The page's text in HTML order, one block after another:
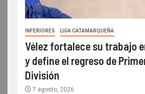
INFERIORES LIGA CATAMARQUEÑA
Vélez fortalece su trabajo
y define el regreso de
División
7 agosto, 2026